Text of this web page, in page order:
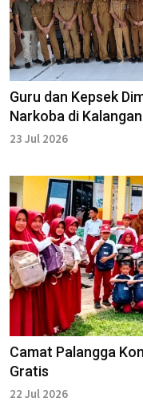
Guru dan Kepsek
Narkoba di
23 Jul 2026
Camat Palangga
Gratis
22 Jul 2026